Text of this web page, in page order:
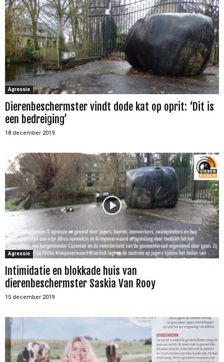
Agressie
Dierenbeschermster vindt dode kat op oprit: ‘Dit is
een bedreiging’
18 december 2019
Agressie
Intimidatie en blokkade huis van
dierenbeschermster Saskia Van Rooy
15 december 2019